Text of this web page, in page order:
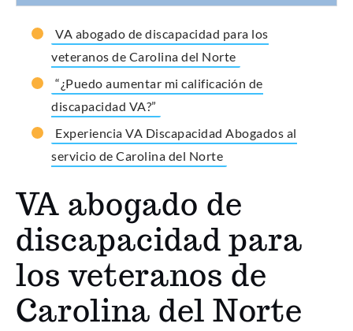
VA abogado de discapacidad para los
veteranos de Carolina del Norte
“¿Puedo aumentar mi calificación de
discapacidad VA?”
Experiencia VA Discapacidad Abogados al
servicio de Carolina del Norte
VA abogado de
discapacidad para
los veteranos de
Carolina del Norte